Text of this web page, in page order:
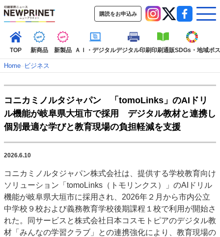
購読をお申込み
TOP 新商品 新製品 ＡＩ・デジタルデジタル印刷印刷通販SDGs・地域ポ
TOP
新着記事 特集記事
動画コンテンツ
インタビュー
コレクション
新商品
ビジネス
業界
市場・統計
人事・移転・異動・訃報
特集記事カテゴリー一覧
2022 見える化・MIS特集
特集・デジタル印刷 アイデアで勝負！ ～多様なビジネス・多彩な商材～
Home–ビジネス
コニカミノルタジャパン 「tomoLinks」のAIドリ
ル機能が岐阜県大垣市で採用 デジタル教材と連携し
個別最適な学びと教育現場の負担軽減を支援
2026.6.10
コニカミノルタジャパン株式会社は、提供する学校教育向け
ソリューション「tomoLinks（トモリンクス）」のAIドリル
機能が岐阜県大垣市に採用され、2026年２月から市内公立
中学校９校および義務教育学校後期課程１校で利用が開始さ
れた。同サービスと株式会社日本コスモトピアのデジタル教
材「みんなの学習クラブ」との連携強化により、教育現場の